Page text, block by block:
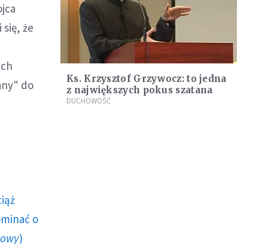
że
do
o
)
Ks. Krzysztof Grzywocz: to jedna
z największych pokus szatana
DUCHOWOŚĆ